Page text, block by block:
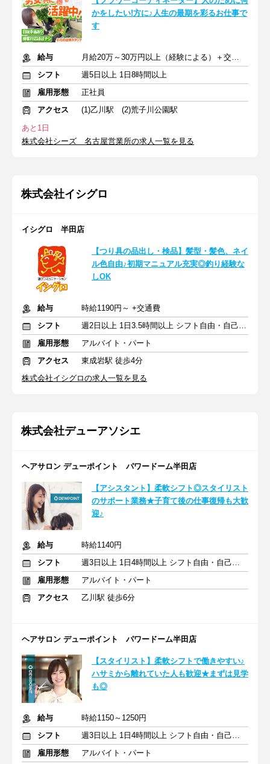
かをしたい!方に♪人生の最期を彩るお仕事で
す
給与
月給20万～30万円以上（経験による）＋交通費別途規定支給
シフト
週5日以上 1日8時間以上
雇用形態
正社員
アクセス
(1)乙川駅 (2)荒子川公園駅
あと1日
株式会社シーズ 名古屋営業所の求人一覧を見る
株式会社イシグロ
イシグロ 半田店
【つり具の品出し・検品】髪型・髪色、ネイ
ル色自由♪初期マニュアル充実◎釣り経験な
しOK
給与
時給1190円～ +交通費
シフト
週2日以上 1日3.5時間以上 シフト自由・自己申告
雇用形態
アルバイト・パート
アクセス
東成岩駅 徒歩4分
株式会社イシグロの求人一覧を見る
株式会社デューアソシエ
ヘアサロン デューポイント パワードーム半田店
【アシスタント】柔軟シフト◎スタイリスト
のサポート業務★子育て後の仕事復帰も大歓
迎♪
給与
時給1140円
シフト
週3日以上 1日4時間以上 シフト自由・自己申告
雇用形態
アルバイト・パート
アクセス
乙川駅 徒歩6分
ヘアサロン デューポイント パワードーム半田店
【スタイリスト】柔軟シフトで働きやすい♪
ハサミから離れていた人も歓迎★まずは見学
も◎
給与
時給1150～1250円
シフト
週3日以上 1日4時間以上 シフト自由・自己申告
雇用形態
アルバイト・パート